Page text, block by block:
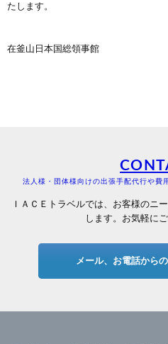
たします。
在釜山日本国総領事館
法人様・団体様向けの出張手配代行や費
ＩＡＣＥトラベルでは、お客様のニ
します。お気軽に
メール、お電話から